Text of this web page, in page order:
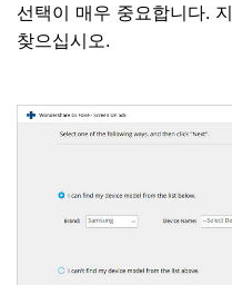
선택이 매우 중요합니다.
찾으십시오.